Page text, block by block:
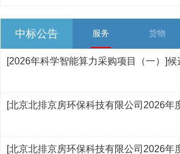
中标公告 服务 货物
[2026年科学智能算力采购项目（一）]候
[北京北排京房环保科技有限公司2026
[北京北排京房环保科技有限公司2026年